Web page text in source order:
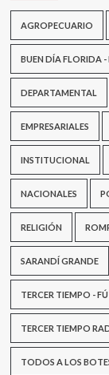
AGROPECUARIO
BUEN DÍA FLORIDA -
DEPARTAMENTAL
EMPRESARIALES
INSTITUCIONAL
NACIONALES
RELIGIÓN
SARANDÍ GRANDE
TERCER TIEMPO -
TERCER TIEMPO
TODOS A LOS